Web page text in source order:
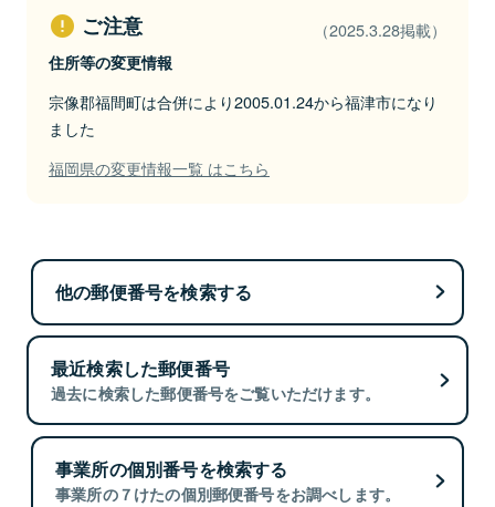
ご注意 （2025.3.28掲載）
住所等の変更情報
宗像郡福間町は合併により2005.01.24から福津市になり
ました
福岡県の変更情報一覧 はこちら
他の郵便番号を検索する
最近検索した郵便番号
過去に検索した郵便番号をご覧いただけます。
事業所の個別番号を検索する
事業所の７けたの個別郵便番号をお調べします。